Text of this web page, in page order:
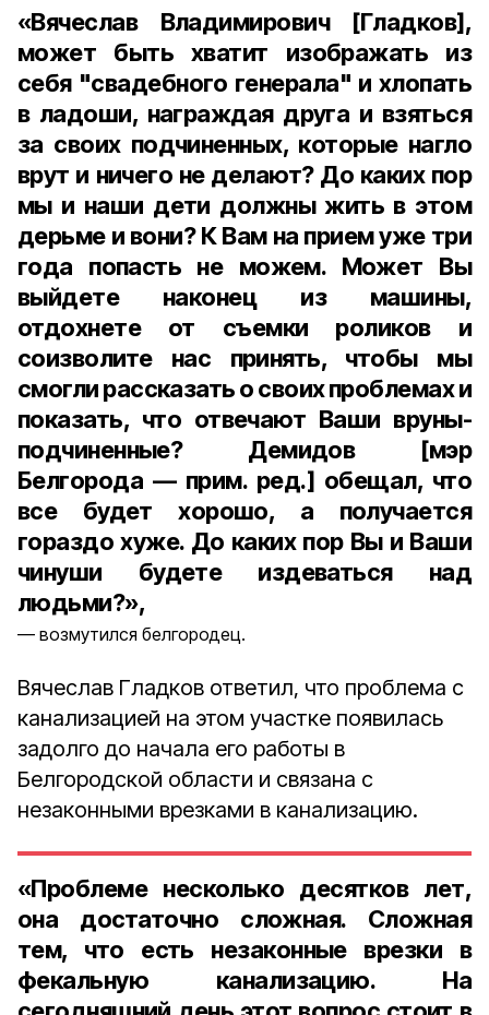
«Вячеслав Владимирович [Гладков],
может быть хватит изображать из
себя "свадебного генерала" и хлопать
в ладоши, награждая друга и взяться
за своих подчиненных, которые нагло
врут и ничего не делают? До каких пор
мы и наши дети должны жить в этом
дерьме и вони? К Вам на прием уже три
года попасть не можем. Может Вы
выйдете наконец из машины,
отдохнете от съемки роликов и
соизволите нас принять, чтобы мы
смогли рассказать о своих проблемах и
показать, что отвечают Ваши вруны-
подчиненные? Демидов [мэр
Белгорода — прим. ред.] обещал, что
все будет хорошо, а получается
гораздо хуже. До каких пор Вы и Ваши
чинуши будете издеваться над
людьми?»,
возмутился белгородец.
Вячеслав Гладков ответил, что проблема с
канализацией на этом участке появилась
задолго до начала его работы в
Белгородской области и связана с
незаконными врезками в канализацию.
«Проблеме несколько десятков лет,
она достаточно сложная. Сложная
тем, что есть незаконные врезки в
фекальную канализацию. На